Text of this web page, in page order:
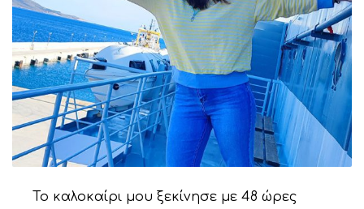
Το καλοκαίρι μου ξεκίνησε με 48 ώρες